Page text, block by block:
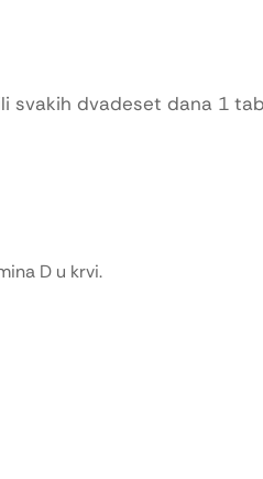
dvadeset dana 1
D u krvi.